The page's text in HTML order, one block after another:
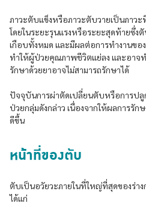
ภาวะตับแข็งหรือภาวะตับวายเป็นภาว
โดยในระยะรุนแรงหรือระยะสุดท้ายซึ่
เกือบทั้งหมด และมีผลต่อการทำงานขอ
ทำให้ผู้ป่วยคุณภาพชีวิตแย่ลง และอาจท
รักษาด้วยยาอาจไม่สามารถรักษาได้
ปัจจุบันการผ่าตัดเปลี่ยนตับหรือการปลู
ป่วยกลุ่มดังกล่าว เนื่องจากให้ผลการรั
ดีขึ้น
หน้าที่ของตับ
ตับเป็นอวัยวะภายในที่ใหญ่ที่สุดของร่าง
ได้แก่